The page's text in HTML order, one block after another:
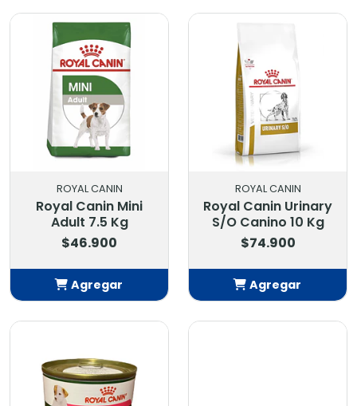
Añadido Añadido
ROYAL CANIN
Royal Canin Mini
Adult 7.5 Kg
$46.900
Agregar
Añadido
ROYAL CANIN
Royal Canin Urinary
S/O Canino 10 Kg
$74.900
Agregar
Añadido